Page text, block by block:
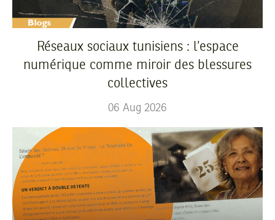
Réseaux sociaux tunisiens : l’espace
numérique comme miroir des blessures
collectives
06 Aug 2026